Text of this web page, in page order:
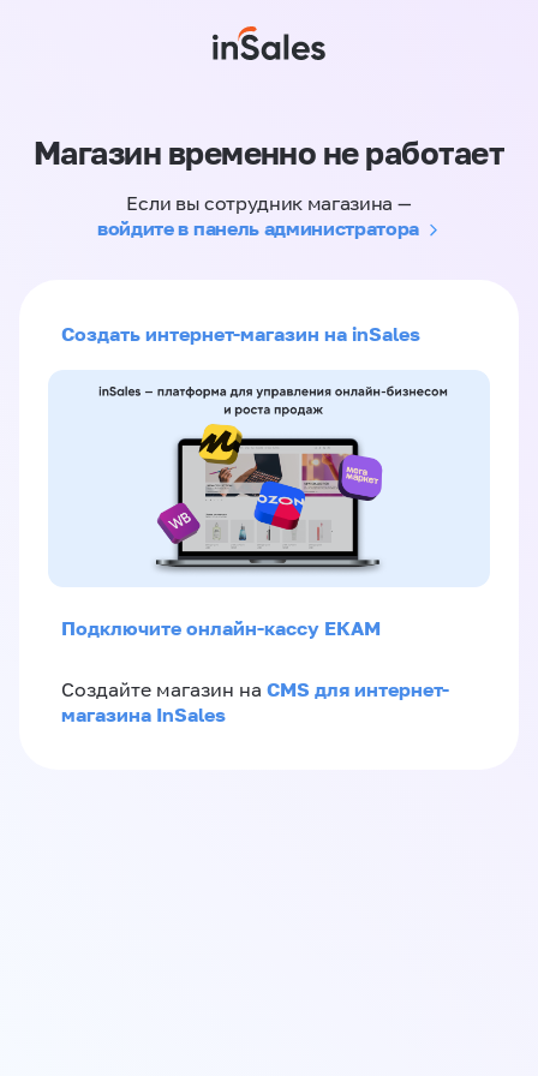
Магазин временно не работает
Если вы сотрудник магазина —
войдите в панель администратора
Создать интернет-магазин на inSales
Подключите онлайн-кассу ЕКАМ
Создайте магазин на CMS для интернет-
магазина InSales